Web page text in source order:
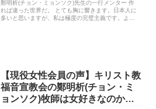
鄭明析(チョン・ミョンソク)先生の一行メンター 作
れば違った世界だ。 とても胸に響きます。日本人に
多いと思いますが、私は極度の完璧主義です。よく
【現役女性会員の声】キリスト教
福音宣教会の鄭明析(チョン・ミ
ョンソク)牧師は女好きなのか？